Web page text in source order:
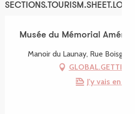
Musée du Mémorial
Manoir du Launay, Rue
J'y vais en